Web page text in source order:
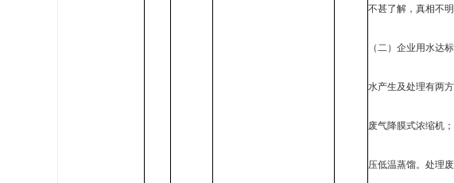
不甚了解，真相不明
（二）企业用水达
水产生及处理有两
废气降膜式浓缩机
压低温蒸馏。处理